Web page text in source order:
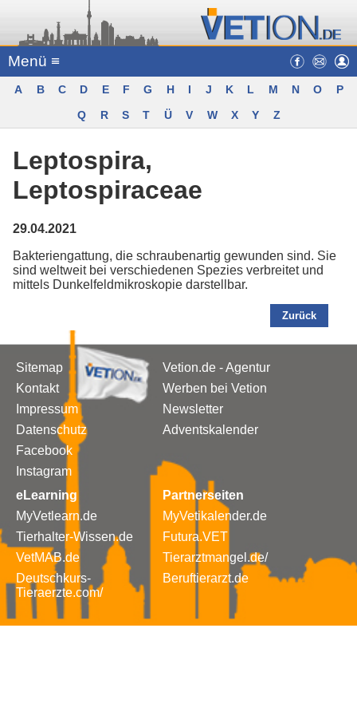
Menü ≡
A B C D E F G H I J K L M N O
P
Q
R S T Ü V W X Y Z
Leptospira,
Leptospiraceae
29.04.2021
Bakteriengattung, die schraubenartig gewunden sind. Sie
sind weltweit bei verschiedenen Spezies verbreitet und
mittels Dunkelfeldmikroskopie darstellbar.
Zurück
Sitemap
Kontakt
Impressum
Datenschutz
Facebook
Instagram
Vetion.de - Agentur
Werben bei Vetion
Newsletter
Adventskalender
eLearning
MyVetlearn.de
Tierhalter-Wissen.de
VetMAB.de
Deutschkurs-
Tieraerzte.com/
Partnerseiten
MyVetikalender.de
Futura.VET
Tierarztmangel.de/
Beruftierarzt.de